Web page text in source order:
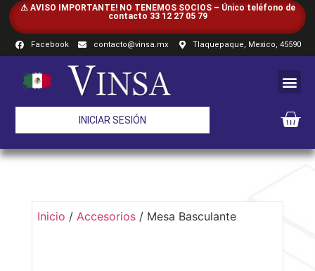
⚠ AVISO IMPORTANTE! NO TENEMOS SOCIOS – Único teléfono de
contacto 33 12 27 05 79
Facebook contacto@vinsa.mx Tlaquepaque, Mexico, 45590
INICIAR SESIÓN
Inicio / Accesorios/ Mesa Basculante